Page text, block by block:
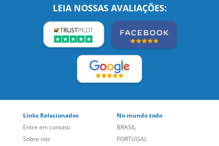
LEIA NOSSAS AVALIAÇÕES:
Links Relacionados
Entre em contato
No mundo todo
BRASIL